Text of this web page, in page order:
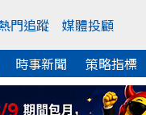
門追蹤 媒體投顧
時事新聞 策略指標